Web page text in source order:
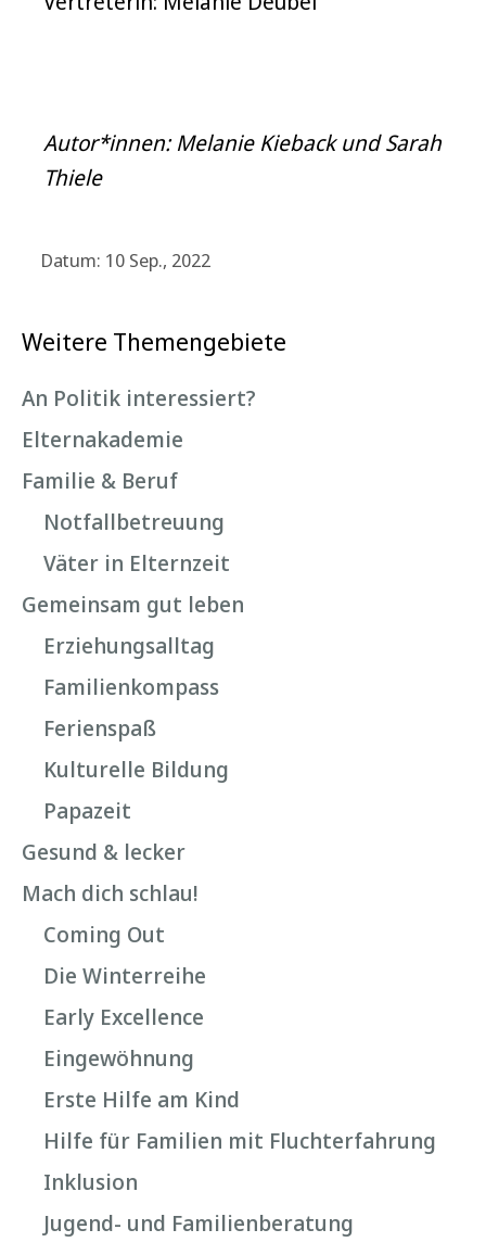
Autor*innen: Melanie Kieback und Sarah
Thiele
Datum: 10 Sep., 2022
Weitere Themengebiete
An Politik interessiert?
Elternakademie
Familie & Beruf
Notfallbetreuung
Väter in Elternzeit
Gemeinsam gut leben
Erziehungsalltag
Familienkompass
Ferienspaß
Kulturelle Bildung
Papazeit
Gesund & lecker
Mach dich schlau!
Coming Out
Die Winterreihe
Early Excellence
Eingewöhnung
Erste Hilfe am Kind
Hilfe für Familien mit Fluchterfahrung
Inklusion
Jugend- und Familienberatung